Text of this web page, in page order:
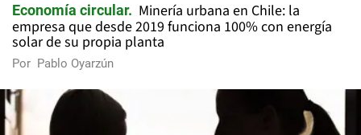
Economía circular
Minería urbana en Chile: la
empresa que desde 2019 funciona 100% con energía
solar de su propia planta
Por Pablo Oyarzún